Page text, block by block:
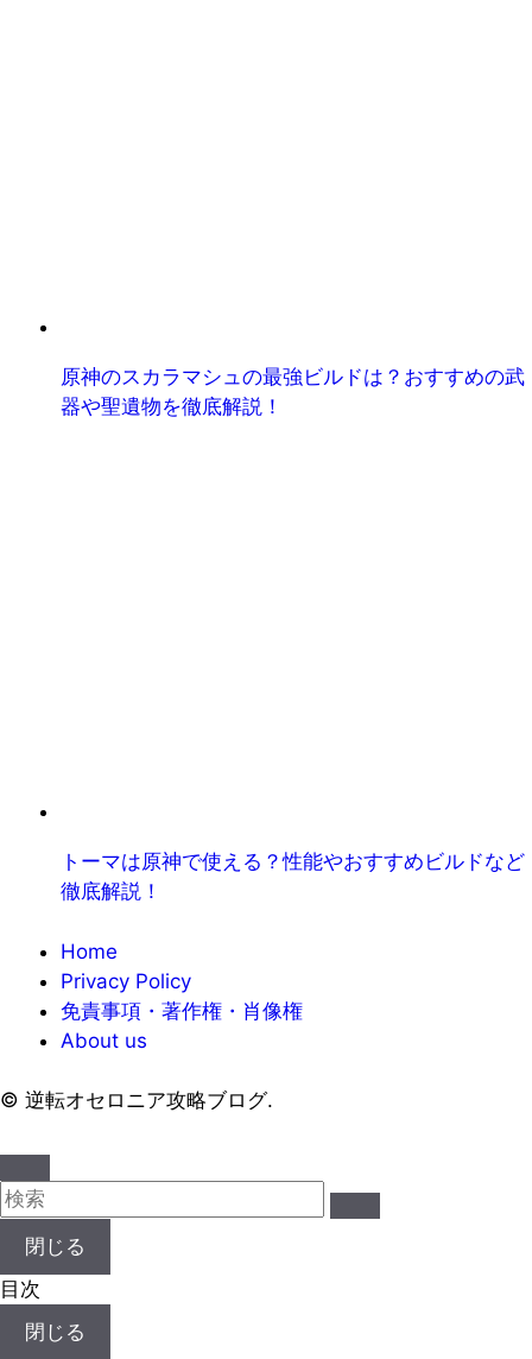
原神のスカラマシュの最強ビルドは？おすすめの武
器や聖遺物を徹底解説！
トーマは原神で使える？性能やおすすめビルドなど
徹底解説！
Home
Privacy Policy
免責事項・著作権・肖像権
About us
© 逆転オセロニア攻略ブログ.
閉じる
目次
閉じる